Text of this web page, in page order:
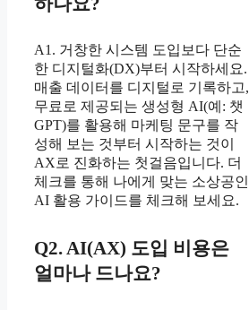
A1. 거창한 시스템 도입보다 단순
한 디지털화(DX)부터 시작하세요.
매출 데이터를 디지털로 기록하고,
무료로 제공되는 생성형 AI(예: 챗
GPT)를 활용해 마케팅 문구를 작
성해 보는 것부터 시작하는 것이
AX로 진화하는 첫걸음입니다. 더
체크를 통해 나에게 맞는 소상공인
AI 활용 가이드를 체크해 보세요.
Q2. AI(AX) 도입 비용은
얼마나 드나요?